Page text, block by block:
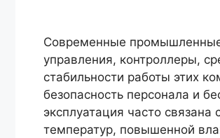
Современные промышленные
управления, контроллеры,
стабильности работы этих
безопасность персонала и
эксплуатация часто
температур, повышенной